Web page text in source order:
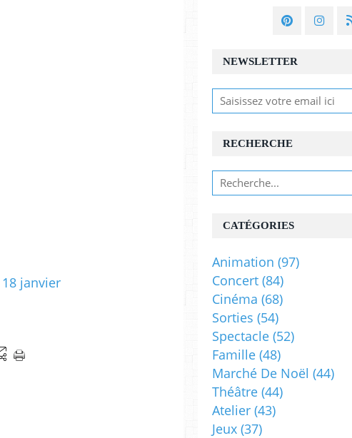
NEWSLETTER
RECHERCHE
CATÉGORIES
Animation (97)
Concert (84)
Cinéma (68)
Sorties (54)
Spectacle (52)
Famille (48)
Marché De Noël (44)
Théâtre (44)
Atelier (43)
Jeux (37)